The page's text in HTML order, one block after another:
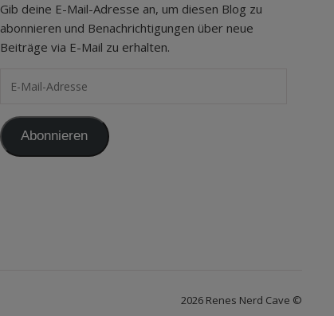
Gib deine E-Mail-Adresse an, um diesen Blog zu
abonnieren und Benachrichtigungen über neue
Beiträge via E-Mail zu erhalten.
Abonnieren
2026 Renes Nerd Cave ©